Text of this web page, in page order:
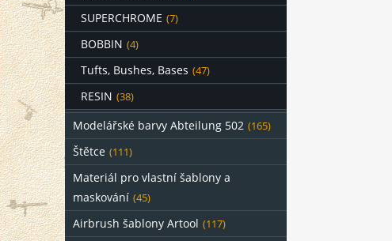
SUPERCHROME (7)
BOBBIN (4)
Tufts, Bushes, Bases (47)
RESIN (38)
Modelářské barvy Abteilung 502 (165)
Štětce (111)
Materiál pro vlastní šablony a
maskování (45)
Airbrush šablony Artool (117)